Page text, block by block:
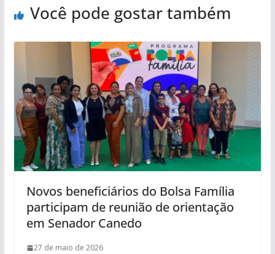
Você pode gostar também
Novos beneficiários do Bolsa Família
participam de reunião de orientação
em Senador Canedo
27 de maio de 2026